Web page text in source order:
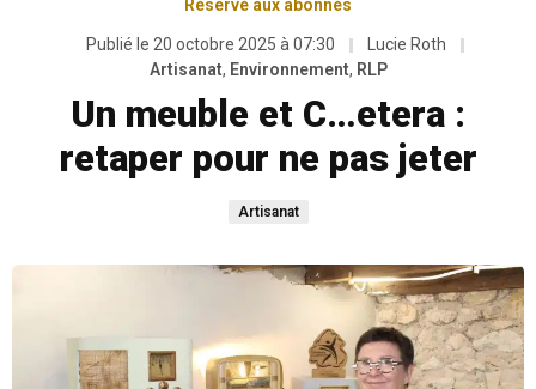
Réservé aux abonnés
Publié le 20 octobre 2025 à 07:30
Lucie Roth
Artisanat, Environnement, RLP
Un meuble et C…etera :
retaper pour ne pas jeter
Artisanat